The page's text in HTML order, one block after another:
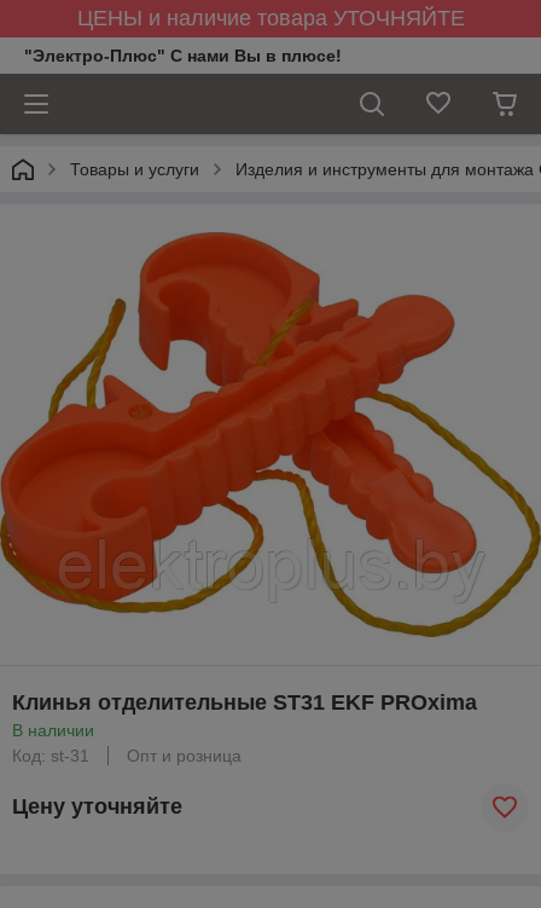
ЦЕНЫ и наличие товара УТОЧНЯЙТЕ
"Электро-Плюс" С нами Вы в плюсе!
Товары и услуги Изделия и инструменты для
Клинья отделительные ST31 EKF PROxima
В наличии
Код: st-31
Опт и розница
Цену уточняйте